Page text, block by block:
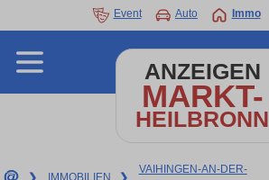
Event Auto Immo
ANZEIGEN
MARKT-
HEILBRONN
❯ IMMOBILIEN ❯
VAIHINGEN-AN-DER-